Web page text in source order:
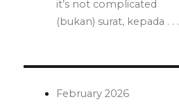
it’s not complicated
(bukan) surat, kepada . . .
February 2026